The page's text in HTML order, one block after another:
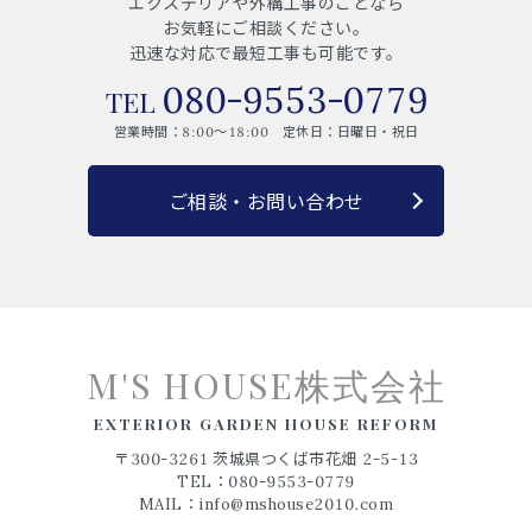
お気軽にご相談ください。
迅速な対応で最短工事も可能です。
080-9553-0779
営業時間：8:00～18:00 定休日：日曜日・祝日
ご相談・お問い合わせ
M'S HOUSE株式会社
EXTERIOR GARDEN HOUSE REFORM
〒300-3261 茨城県つくば市花畑 2-5-13
TEL： 080-9553-0779
MAIL： info@mshouse2010.com